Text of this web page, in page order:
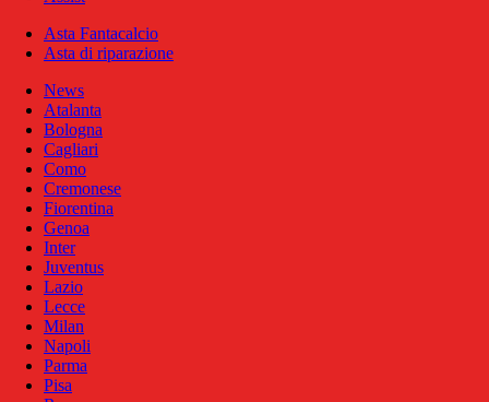
Asta Fantacalcio
Asta di riparazione
News
Atalanta
Bologna
Cagliari
Como
Cremonese
Fiorentina
Genoa
Inter
Juventus
Lazio
Lecce
Milan
Napoli
Parma
Pisa